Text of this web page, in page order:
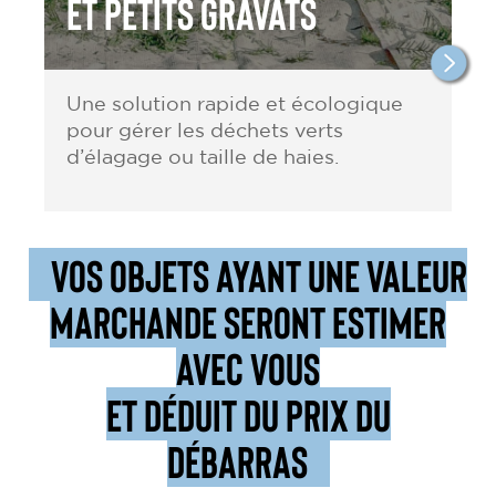
et petits gravats
Une solution rapide et écologique
pour gérer les déchets verts
d’élagage ou taille de haies.
VOS OBJETS AYANT UNE VALEUR
MARCHANDE SERONT ESTIMER
AVEC VOUS
ET DÉDUIT DU PRIX DU
DÉBARRAS